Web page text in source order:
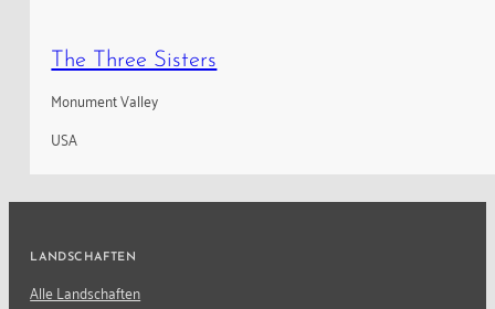
The Three Sisters
Monument Valley
USA
LANDSCHAFTEN
Alle Landschaften